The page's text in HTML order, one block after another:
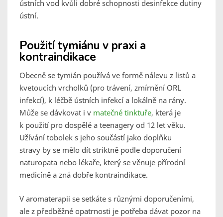
ústních vod kvůli dobré schopnosti desinfekce dutiny
ústní.
Použití tymiánu v praxi a
kontraindikace
Obecně se tymián používá ve formě nálevu z listů a
kvetoucích vrcholků (pro trávení, zmírnění ORL
infekcí), k léčbě ústních infekcí a lokálně na rány.
Může se dávkovat i v matečné tinktuře, která je
k použití pro dospělé a teenagery od 12 let věku.
Užívání tobolek s jeho součástí jako doplňku
stravy by se mělo dít striktně podle doporučení
naturopata nebo lékaře, který se věnuje přírodní
medicíně a zná dobře kontraindikace.
V aromaterapii se setkáte s různými doporučeními,
ale z předběžné opatrnosti je potřeba dávat pozor na